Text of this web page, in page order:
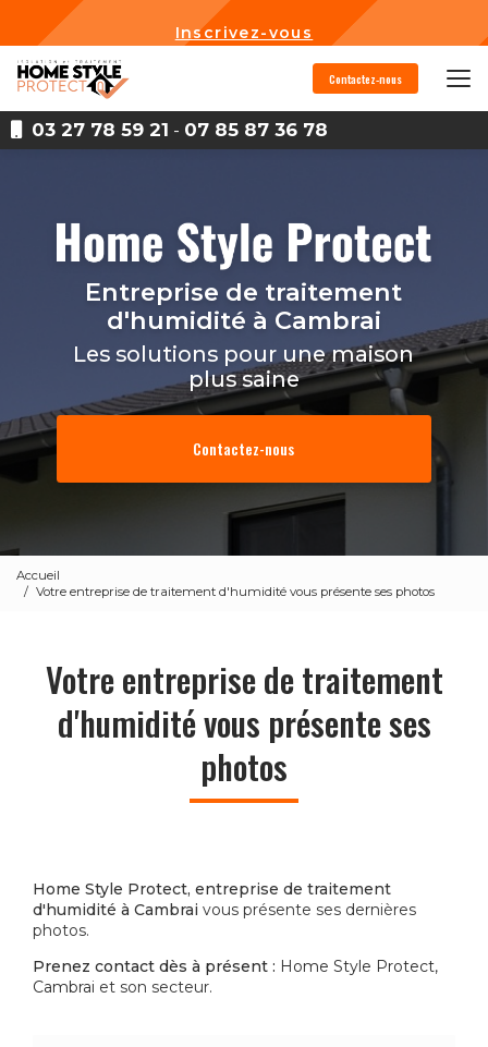
contenu
principal
Inscrivez-vous
03 27 78 59 21 - 07 85 87 36 78
Contactez-nous
Entreprise de traitement
d'humidité à Cambrai
Les solutions pour une maison
plus saine
Contactez-nous
Accueil
Votre entreprise de traitement d'humidité vous présente ses photos
Votre entreprise de traitement
d'humidité vous présente ses
photos
Home Style Protect, entreprise de traitement
d'humidité à Cambrai vous présente ses dernières
photos.
Prenez contact dès à présent : Home Style Protect,
Cambrai et son secteur.